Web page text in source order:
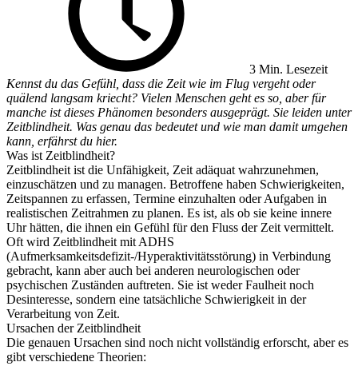
3 Min. Lesezeit
Kennst du das Gefühl, dass die Zeit wie im Flug vergeht oder
quälend langsam kriecht? Vielen Menschen geht es so, aber für
manche ist dieses Phänomen besonders ausgeprägt. Sie leiden unter
Zeitblindheit. Was genau das bedeutet und wie man damit umgehen
kann, erfährst du hier.
Was ist Zeitblindheit?
Zeitblindheit ist die Unfähigkeit, Zeit adäquat wahrzunehmen,
einzuschätzen und zu managen. Betroffene haben Schwierigkeiten,
Zeitspannen zu erfassen, Termine einzuhalten oder Aufgaben in
realistischen Zeitrahmen zu planen. Es ist, als ob sie keine innere
Uhr hätten, die ihnen ein Gefühl für den Fluss der Zeit vermittelt.
Oft wird Zeitblindheit mit ADHS
(Aufmerksamkeitsdefizit-/Hyperaktivitätsstörung) in Verbindung
gebracht, kann aber auch bei anderen neurologischen oder
psychischen Zuständen auftreten. Sie ist weder Faulheit noch
Desinteresse, sondern eine tatsächliche Schwierigkeit in der
Verarbeitung von Zeit.
Ursachen der Zeitblindheit
Die genauen Ursachen sind noch nicht vollständig erforscht, aber es
gibt verschiedene Theorien: